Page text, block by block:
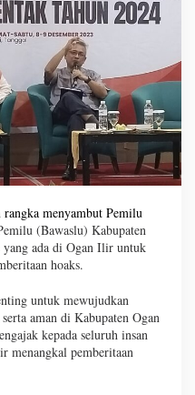
menyambut Pemilu
(Bawaslu) Kabupaten
ada di Ogan Ilir untuk
hoaks.
untuk mewujudkan
aman di Kabupaten Ogan
kepada seluruh insan
menangkal pemberitaan